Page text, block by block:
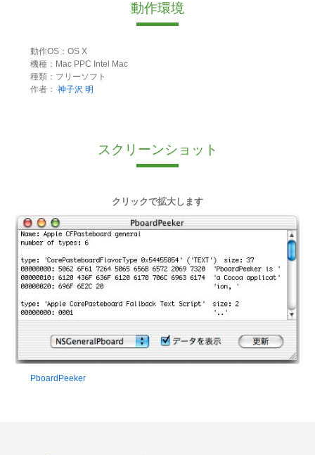
動作環境
動作OS：OS X
機種：Mac PPC Intel Mac
種類：フリーソフト
作者： 神子沢 明
スクリーンショット
クリックで拡大します
PboardPeeker